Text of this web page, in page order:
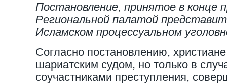
Постановление, принятое в конце
Региональной палатой
Исламском процессуальном
Согласно постановлению,
шариатским судом, но только в
соучастниками преступления,